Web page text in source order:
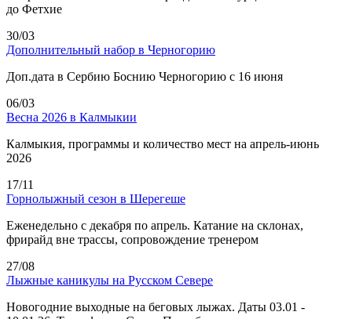
до Фетхие
30/03
Дополнительный набор в Черногорию
Доп.дата в Сербию Боснию Черногорию с 16 июня
06/03
Весна 2026 в Калмыкии
Калмыкия, программы и количество мест на апрель-июнь
2026
17/11
Горнолыжный сезон в Шерегеше
Еженедельно с декабря по апрель. Катание на склонах,
фрирайд вне трассы, сопровождение тренером
27/08
Лыжные каникулы на Русском Севере
Новогодние выходные на беговых лыжах. Даты 03.01 -